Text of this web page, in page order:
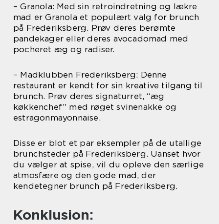
– Granola: Med sin retroindretning og lækre
mad er Granola et populært valg for brunch
på Frederiksberg. Prøv deres berømte
pandekager eller deres avocadomad med
pocheret æg og radiser.
– Madklubben Frederiksberg: Denne
restaurant er kendt for sin kreative tilgang til
brunch. Prøv deres signaturret, “æg
køkkenchef” med røget svinenakke og
estragonmayonnaise.
Disse er blot et par eksempler på de utallige
brunchsteder på Frederiksberg. Uanset hvor
du vælger at spise, vil du opleve den særlige
atmosfære og den gode mad, der
kendetegner brunch på Frederiksberg.
Konklusion: